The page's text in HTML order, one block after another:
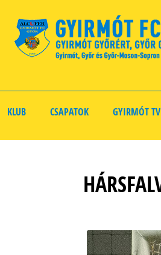
KLUB CSAPATOK GYIRMÓT TV